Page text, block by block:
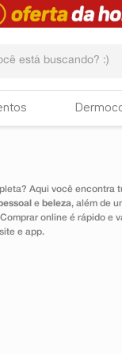
Aqui você
e beleza, além de
online é rápido e
e app.
BUSCADOS